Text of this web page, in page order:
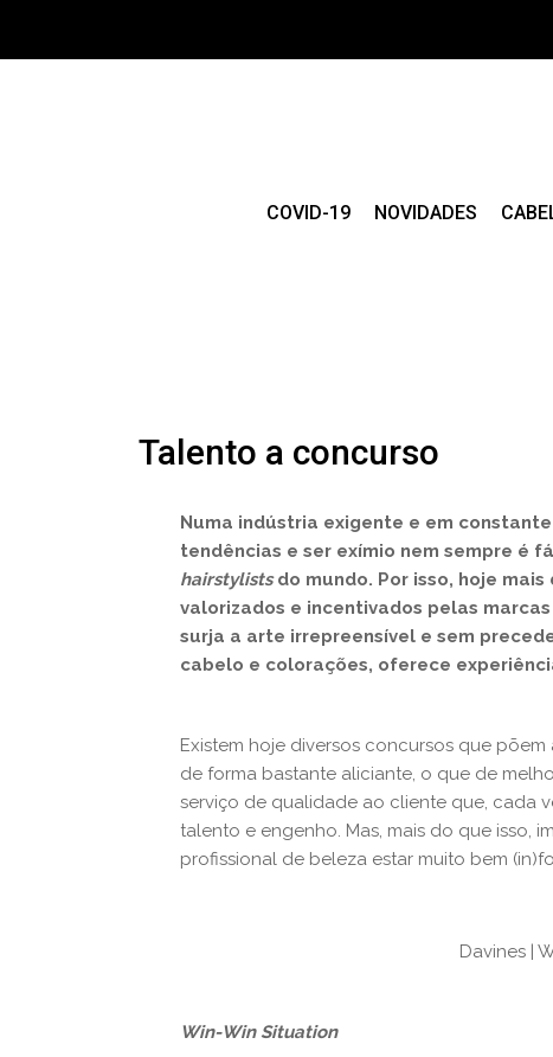
COVID-19 NOVIDADES
Talento a concurso
Numa indústria exigente e em
tendências e ser exímio nem sempre é
hairstylistsdo mundo. Por isso, hoje
valorizados e incentivados pelas
surja a arte irrepreensível e sem
cabelo e colorações, oferece
Existem hoje diversos concursos que
de forma bastante aliciante, o que de
serviço de qualidade ao cliente que, cada
talento e engenho. Mas, mais do que isso,
profissional de beleza estar muito bem
Davines |
Win-Win Situation